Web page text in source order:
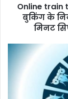
नियमों
बदलाब,
Online
बुकिंग के
मिनट
Rashifal